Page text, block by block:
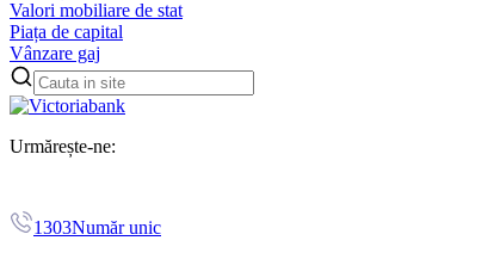
Valori mobiliare de stat
Piața de capital
Vânzare gaj
Urmărește-ne:
1303Număr unic